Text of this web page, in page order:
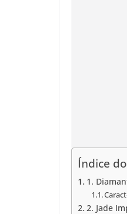
Índice
1.
2. Jade